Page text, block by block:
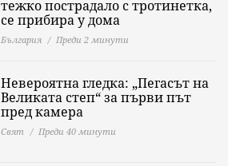
тежко пострадало с тротинетка,
се прибира у дома
България Преди 2 минути
Невероятна гледка: „Пегасът на
Великата степ“ за първи път
пред камера
Свят Преди 40 минути